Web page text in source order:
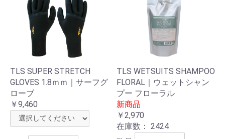
TLS SUPER STRETCH
GLOVES 1.8ｍｍ｜サーフグ
ローブ
￥9,460
TLS WETSUITS SHAMPOO
FLORAL｜ウェットシャン
プー フローラル
新商品
￥2,970
在庫数： 2424